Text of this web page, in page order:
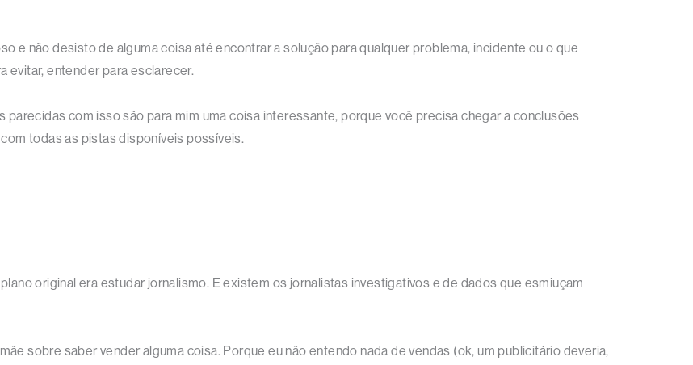
e não desisto de alguma coisa até encontrar a solução para qualquer problema, incidente ou o que
evitar, entender para esclarecer.
com isso são para mim uma coisa interessante, porque você precisa chegar a conclusões
todas as pistas disponíveis possíveis.
original era estudar jornalismo. E existem os jornalistas investigativos e de dados que esmiuçam
sobre saber vender alguma coisa. Porque eu não entendo nada de vendas (ok, um publicitário deveria,